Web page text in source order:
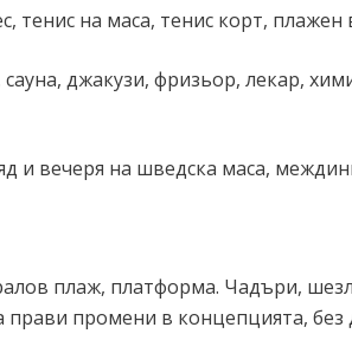
тенис на маса, тенис корт,
джакузи, фризьор, лекар,
и вечеря на шведска маса,
плаж, платформа. Чадъри,
промени в концепцията,